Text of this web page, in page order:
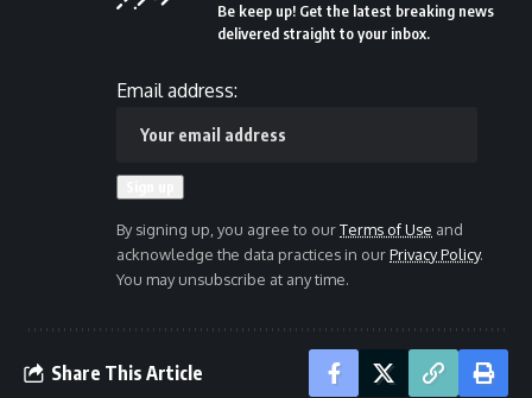
Be keep up! Get the latest breaking news
delivered straight to your inbox.
Email address:
By signing up, you agree to ourTerms of Use and
acknowledge the data practices in ourPrivacy Policy.
You may unsubscribe at any time.
Share This Article